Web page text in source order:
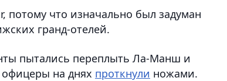
потому что изначально был задуман
гранд-отелей.
пытались переплыть Ла-Манш и
на днях проткнули ножами.